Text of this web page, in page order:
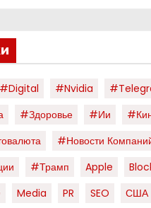
#digital #nvidia
#здоровье #ии
#новости
#трамп Apple
Media PR SEO
США